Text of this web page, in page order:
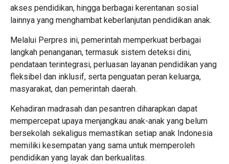
akses pendidikan, hingga berbagai kerentanan sosial
lainnya yang menghambat keberlanjutan pendidikan anak.
Melalui Perpres ini, pemerintah memperkuat berbagai
langkah penanganan, termasuk sistem deteksi dini,
pendataan terintegrasi, perluasan layanan pendidikan yang
fleksibel dan inklusif, serta penguatan peran keluarga,
masyarakat, dan pemerintah daerah.
Kehadiran madrasah dan pesantren diharapkan dapat
mempercepat upaya menjangkau anak-anak yang belum
bersekolah sekaligus memastikan setiap anak Indonesia
memiliki kesempatan yang sama untuk memperoleh
pendidikan yang layak dan berkualitas.